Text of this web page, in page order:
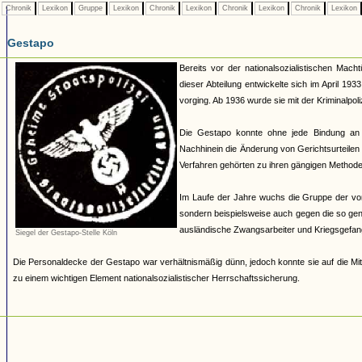
Chronik Lexikon Gruppe Lexikon Chronik Lexikon Chronik Lexikon Chronik Lexikon
Gestapo
Siegel der Gestapo-Stelle Köln
Bereits vor der nationalsozialistischen
dieser Abteilung entwickelte sich im April
vorging. Ab 1936 wurde sie mit der
Die Gestapo konnte ohne jede Bindung
Nachhinein die Änderung von
Verfahren gehörten zu ihren gängigen
Im Laufe der Jahre wuchs die Gruppe der
sondern beispielsweise auch gegen die so
ausländische Zwangsarbeiter und
Die Personaldecke der Gestapo war verhältnismäßig dünn, jedoch konnte sie auf die
zu einem wichtigen Element nationalsozialistischer Herrschaftssicherung.